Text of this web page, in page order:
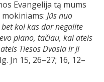
Evangelija tą mums
Jūs nuo
kol kas dar negalite
plano, tačiau, kai ateis
Tiesos Dvasia ir Ji
Jn 15, 26–27; 16, 12–